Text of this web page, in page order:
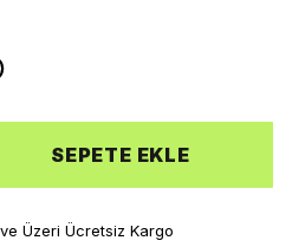
SEPETE EKLE
Üzeri Ücretsiz Kargo